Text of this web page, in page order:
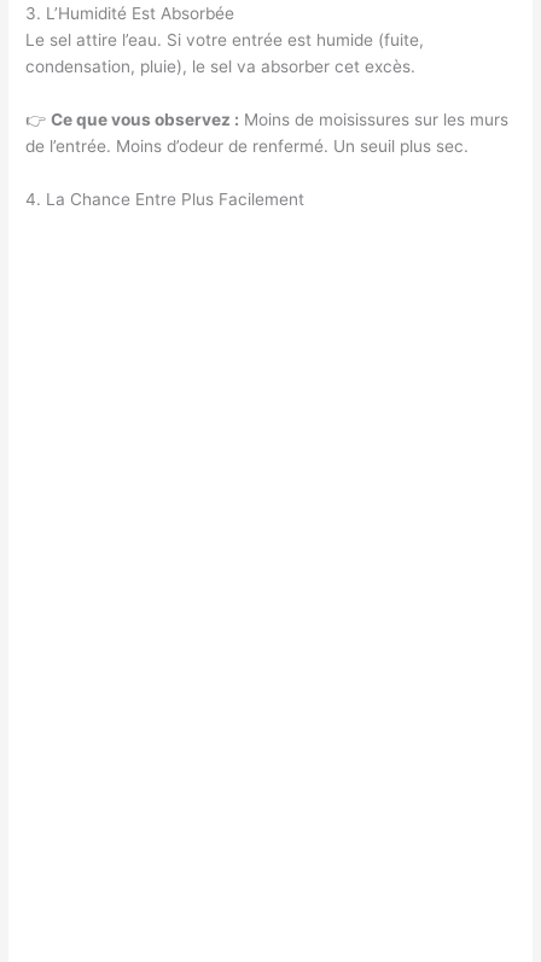
3. L’Humidité Est Absorbée
Le sel attire l’eau. Si votre entrée est humide (fuite,
condensation, pluie), le sel va absorber cet excès.
👉Ce que vous observez : Moins de moisissures sur les murs
de l’entrée. Moins d’odeur de renfermé. Un seuil plus sec.
4. La Chance Entre Plus Facilement